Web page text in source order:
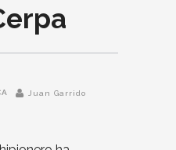
Juan Garrido